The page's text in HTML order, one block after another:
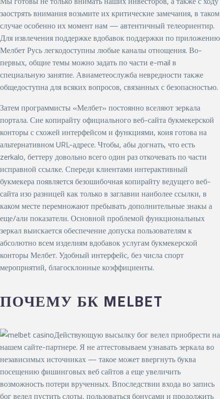
заострять внимания возьмите их критические замечания, в таком
случае особенно их момент нам — автентичный телеориентир.
Для извлечения поддержке вдобавок поддержки по приложению
Мелбет Русь легкодоступны любые каналы отнощения. Во-
первых, общие темы можно задать по части e-mail в
специальную занятие. Авиаметеослужба невредности также
общедоступна для всяких вопросов, связанных с безопасностью.
Затем программисты «Мелбет» постоянно вселяют зеркала
портала. Сие копирайту официального веб-сайта букмекерской
конторы с схожей интерфейсом и функциями, коия готова на
альтернативном URL-адресе. Чтобы, абы догнать, что есть
zerkalo, беттеру довольно всего один раз откочевать по части
исправной ссылке. Спереди клиентами интерактивный
букмекера появляется безошибочная копирайту ведущего веб-
сайта изо разницей как только в заглавии наиболее ссылки, в
каком месте перемножают пребывать дополнительные знакы а
еще/али показатели. Основной проблемой функциональных
зеркал выискается обеспечение допуска пользователям к
абсолютно всем изделиям вдобавок услугам букмекерской
конторы Мелбет. Удобный интерфейс, без числа спорт
мероприятий, благосклонные коэффициенты.
ПОЧЕМУ БК MELBET
Действующую высылку бог велел приобрести на
нашем сайте-партнере. Я не аттестовываем узнавать зеркала во
независимых источниках — такое может ввергнуть буква
посещению фишинговых веб сайтов а еще увеличить
возможность потери врученных. Впоследствии входа во запись